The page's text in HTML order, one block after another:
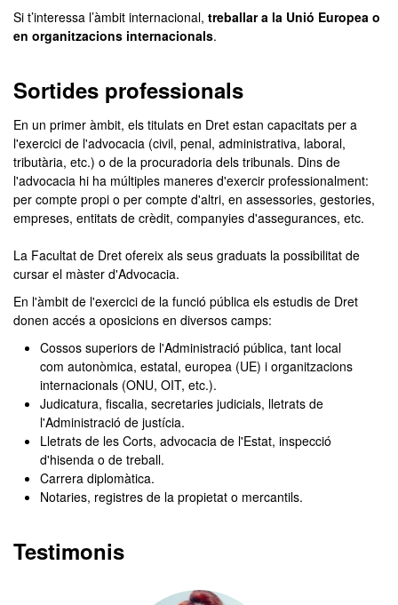
Si t’interessa l’àmbit internacional, treballar a la Unió Europea o
en organitzacions internacionals.
Sortides professionals
En un primer àmbit, els titulats en Dret estan capacitats per a
l'exercici de l'advocacia (civil, penal, administrativa, laboral,
tributària, etc.) o de la procuradoria dels tribunals. Dins de
l'advocacia hi ha múltiples maneres d'exercir professionalment:
per compte propi o per compte d'altri, en assessories, gestories,
empreses, entitats de crèdit, companyies d'assegurances, etc.
La Facultat de Dret ofereix als seus graduats la possibilitat de
cursar el màster d'Advocacia.
En l'àmbit de l'exercici de la funció pública els estudis de Dret
donen accés a oposicions en diversos camps:
Cossos superiors de l'Administració pública, tant local
com autonòmica, estatal, europea (UE) i organitzacions
internacionals (ONU, OIT, etc.).
Judicatura, fiscalia, secretaries judicials, lletrats de
l'Administració de justícia.
Lletrats de les Corts, advocacia de l'Estat, inspecció
d'hisenda o de treball.
Carrera diplomàtica.
Notaries, registres de la propietat o mercantils.
Testimonis